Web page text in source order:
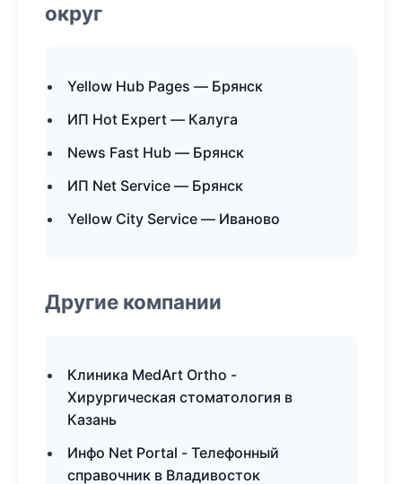
округ
Yellow Hub Pages — Брянск
ИП Hot Expert — Калуга
News Fast Hub — Брянск
ИП Net Service — Брянск
Yellow City Service — Иваново
Другие компании
Клиника MedArt Ortho -
Хирургическая стоматология в
Казань
Инфо Net Portal - Телефонный
справочник в Владивосток